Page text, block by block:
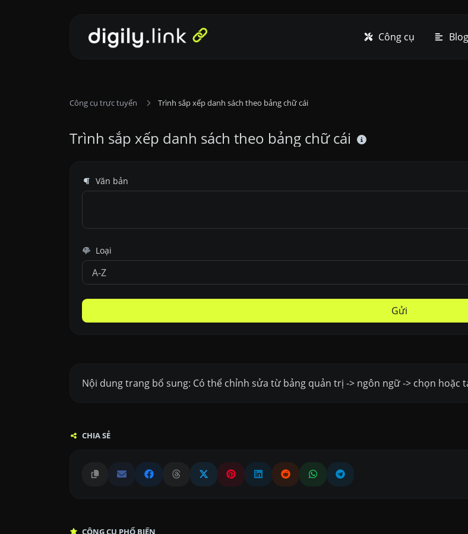
Công cụ Blog
Công cụ trực tuyến Trình sắp xếp danh sách theo bảng chữ cái
Trình sắp xếp danh sách theo bảng chữ cái
Văn bản
Loại
Gửi
Nội dung trang bổ sung: Có thể chỉnh sửa từ bảng quản trị -> ngôn ngữ -> chọn hoặc
CHIA SẺ
CÔNG CỤ PHỔ BIẾN